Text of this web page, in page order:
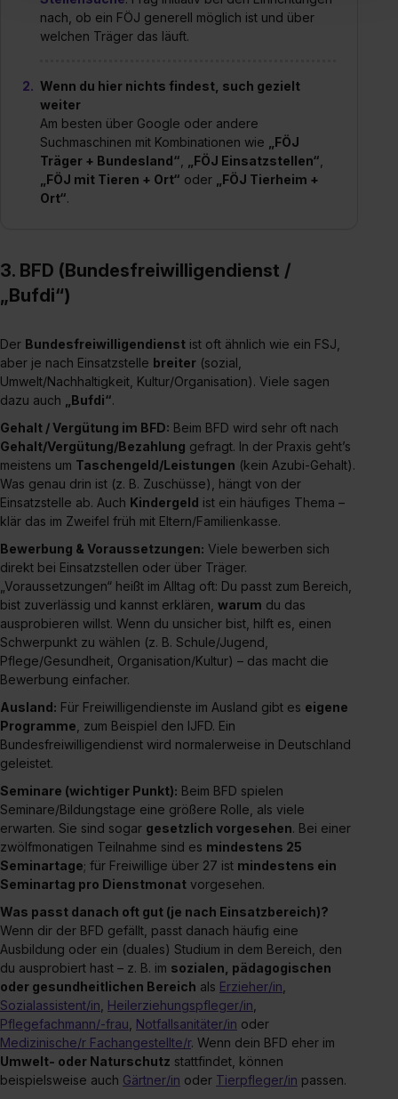
einverstanden, dass dir nach Setzen der Cookies externe
Inhalte (z.B. Videos oder Posts) angezeigt und hierfür
erforderliche personenbezogene Daten an Social Media
Eine Erlaubnis hierfür kannst du auch später noch im
Einzelfall bei dem jeweiligen Inhalt erteilen. Willst du nur
bestimmte Verwendungszwecke zulassen, triff deine
Auswahl über die Checkboxen und klick auf „Auswahl
erlauben“. Die Einwilligung zur Platzierung von Cookies
der Kategorien „Präferenzen“, „Statistiken“ und „Social
S. 1 lit. a) DS-GVO). Die USA verfügen über kein
angemessenes Datenschutzniveau (EuGH – Schrems
II). Du kannst die von dir erteilte Einwilligung jederzeit mit
Datenschutzerklärung unter dem Punkt „Datenschutz-
Einstellungen“ widerrufen. Weitere Informationen zu den
einzelnen Cookies findest du durch Klick auf „Details
zeigen“. Weitere Informationen:
Impressum.
nach, ob ein FÖJ generell möglich ist und über
welchen Träger das läuft.
Wenn du hier nichts findest, such gezielt
weiter
Am besten über Google oder andere
Suchmaschinen mit Kombinationen wie
„FÖJ
Träger + Bundesland“
„FÖJ Einsatzstellen“
„FÖJ mit Tieren + Ort“ oder
„FÖJ Tierheim +
Ort“.
3. BFD (Bundesfreiwilligendienst /
„Bufdi“)
Der Bundesfreiwilligendienst ist oft ähnlich wie ein FSJ,
aber je nach Einsatzstelle breiter (sozial,
Umwelt/Nachhaltigkeit, Kultur/Organisation). Viele sagen
dazu auch
„Bufdi“.
Gehalt / Vergütung im BFD: Beim BFD wird sehr oft nach
Gehalt/Vergütung/Bezahlung gefragt. In der Praxis geht’s
meistens um Taschengeld/Leistungen (kein Azubi-Gehalt).
Was genau drin ist (z. B. Zuschüsse), hängt von der
Einsatzstelle ab. Auch Kindergeld ist ein häufiges Thema –
klär das im Zweifel früh mit Eltern/Familienkasse.
Bewerbung & Voraussetzungen: Viele bewerben sich
direkt bei Einsatzstellen oder über Träger.
„Voraussetzungen“ heißt im Alltag oft: Du passt zum Bereich,
bist zuverlässig und kannst erklären, warum du das
ausprobieren willst. Wenn du unsicher bist, hilft es, einen
Schwerpunkt zu wählen (z. B. Schule/Jugend,
Pflege/Gesundheit, Organisation/Kultur) – das macht die
Bewerbung einfacher.
Ausland: Für Freiwilligendienste im Ausland gibt es eigene
Programme , zum Beispiel den IJFD. Ein
Bundesfreiwilligendienst wird normalerweise in Deutschland
geleistet.
Seminare (wichtiger Punkt): Beim BFD spielen
Seminare/Bildungstage eine größere Rolle, als viele
erwarten. Sie sind sogar gesetzlich vorgesehen. Bei einer
zwölfmonatigen Teilnahme sind es mindestens 25
Seminartage; für Freiwillige über 27 ist mindestens ein
Seminartag pro Dienstmonat vorgesehen.
Was passt danach oft gut (je nach Einsatzbereich)?
Wenn dir der BFD gefällt, passt danach häufig eine
Ausbildung oder ein (duales) Studium in dem Bereich, den
du ausprobiert hast – z. B. im sozialen, pädagogischen
oder gesundheitlichen Bereich als Erzieher/in
Sozialassistent/in Heilerziehungspfleger/in
Pflegefachmann/-frau Notfallsanitäter/in oder
Medizinische/r Fachangestellte/r. Wenn dein BFD eher im
Umwelt- oder Naturschutz stattfindet, können
beispielsweise auch Gärtner/in oder Tierpfleger/in passen.